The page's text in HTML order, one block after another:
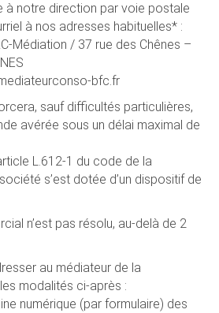
à notre direction par voie postale
à nos adresses habituelles* :
Médiation / 37 rue des Chênes –
bfc.fr
sauf difficultés particulières,
avérée sous un délai maximal de
L.612-1 du code de la
s’est dotée d’un dispositif de
n’est pas résolu, au-delà de 2
au médiateur de la
modalités ci-après :
numérique (par formulaire) des